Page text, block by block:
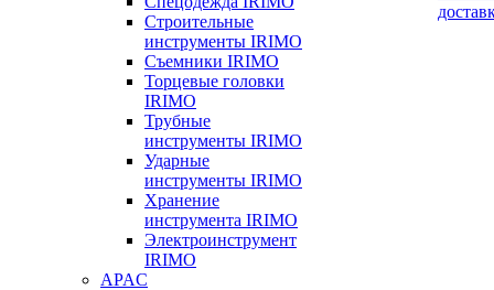
Строительные
инструменты IRIMO
Съемники IRIMO
Торцевые головки
IRIMO
Трубные
инструменты IRIMO
Ударные
инструменты IRIMO
Хранение
инструмента IRIMO
Электроинструмент
IRIMO
APAC